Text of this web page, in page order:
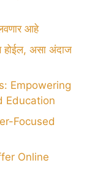
आहे
होईल, असा अंदाज
Empowering
Education
Focused
Online